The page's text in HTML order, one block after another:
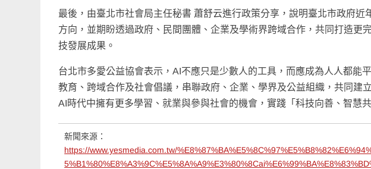
最後，由臺北市社會局主任秘書 蕭舒云進行政策分享，說明臺北市政府
方向，並期盼透過政府、民間團體、企業及學術界跨域合作，共同打造更
技發展成果。
台北市多愛公益協會表示，AI不應只是少數人的工具，而應成為人人都能
教育、跨域合作及社會倡議，串聯政府、企業、學界及公益組織，共同建
AI時代中擁有更多學習、就業與參與社會的機會，實踐「科技向善、智慧
新聞來源：
https://www.yesmedia.com.tw/